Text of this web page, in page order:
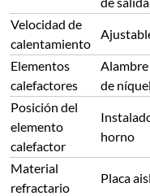
Velocidad de
calentamiento
Elementos
calefactores
de
Posición del
elemento
calefactor
horno
Material
refractario
Placa